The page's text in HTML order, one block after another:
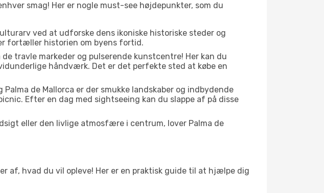
smag! Her er nogle must-see højdepunkter, som du
ved at udforske dens ikoniske historiske steder og
fortæller historien om byens fortid.
travle markeder og pulserende kunstcentre! Her kan du
håndværk. Det er det perfekte sted at købe en
de Mallorca er der smukke landskaber og indbydende
Efter en dag med sightseeing kan du slappe af på disse
eller den livlige atmosfære i centrum, lover Palma de
af, hvad du vil opleve! Her er en praktisk guide til at hjælpe dig